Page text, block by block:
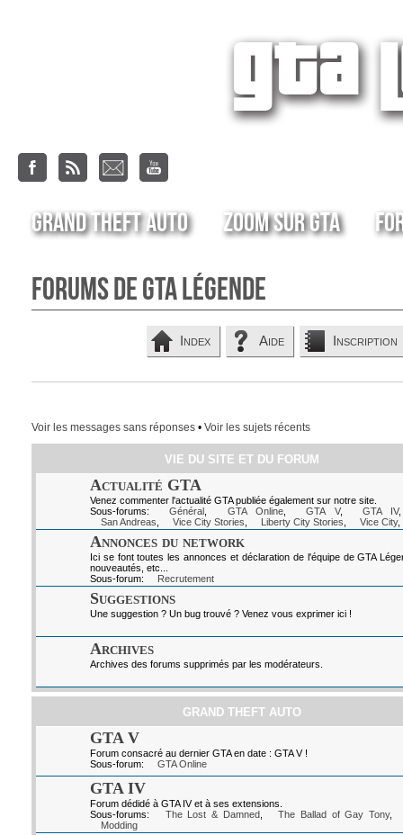
Grand Theft Auto Zoom sur GTA
Forums de GTA Légende
Index Aide Inscription
Voir les messages sans réponses• Voir les sujets récents
VIE DU SITE ET DU FORUM
Actualité GTA
Venez commenter l'actualité GTA publiée également sur notre site.
Sous-forums:
Général GTA Online, GTA V, GTA IV
San Andreas
Vice City Stories Liberty City Stories Vice City,
Annonces du network
Ici se font toutes les annonces et déclaration de l'équipe de GTA
nouveautés, etc...
Sous-forum:
Recrutement
Suggestions
Une suggestion ? Un bug trouvé ? Venez vous exprimer ici !
Archives
Archives des forums supprimés par les modérateurs.
GRAND THEFT AUTO
GTA V
Forum consacré au dernier GTA en date : GTA V !
Sous-forum:
GTA Online
GTA IV
Forum dédidé à GTA IV et à ses extensions.
Sous-forums:
The Lost & Damned, The Ballad of Gay Tony,
Modding